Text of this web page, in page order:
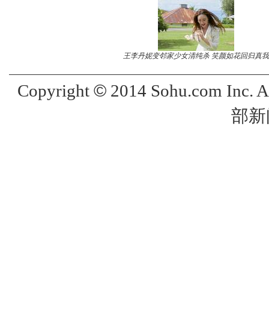
王李丹妮变邻家少女清纯杀 笑颜如花回归真我
Copyright ©2014 Sohu.com Inc.
部